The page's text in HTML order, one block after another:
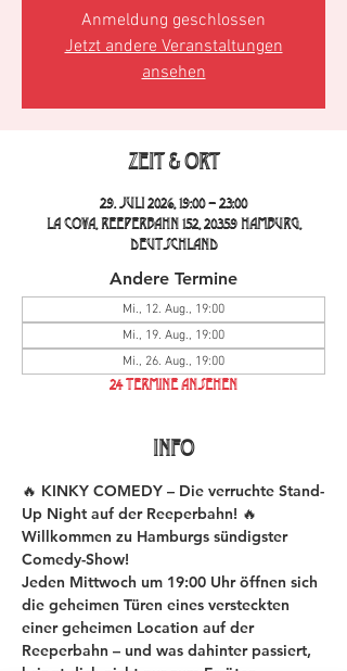
Anmeldung geschlossen
Jetzt andere Veranstaltungen
ansehen
Zeit & Ort
29. Juli 2026, 19:00 – 23:00
La Cova, Reeperbahn 152, 20359 Hamburg,
Deutschland
Andere Termine
Mi., 12. Aug., 19:00
Mi., 19. Aug., 19:00
Mi., 26. Aug., 19:00
24 Termine ansehen
INFO
🔥 KINKY COMEDY – Die verruchte Stand-
Up Night auf der Reeperbahn! 🔥
Willkommen zu Hamburgs sündigster
Comedy-Show!
Jeden Mittwoch um 19:00 Uhr öffnen sich
die geheimen Türen eines versteckten
einer geheimen Location auf der
Reeperbahn – und was dahinter passiert,